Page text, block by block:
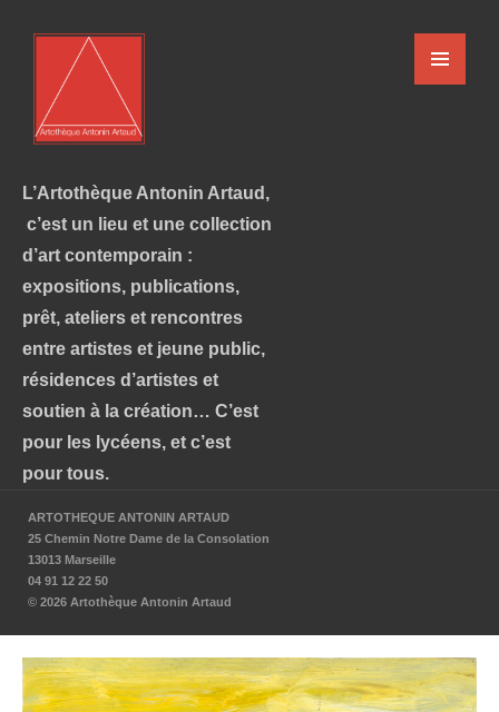
L’Artothèque Antonin Artaud,
c’est un lieu et une collection
d’art contemporain :
expositions, publications,
prêt, ateliers et rencontres
entre artistes et jeune public,
résidences d’artistes et
soutien à la création… C’est
pour les lycéens, et c’est
pour tous.
ARTOTHEQUE ANTONIN ARTAUD
25 Chemin Notre Dame de la Consolation
13013 Marseille
04 91 12 22 50
© 2026 Artothèque Antonin Artaud